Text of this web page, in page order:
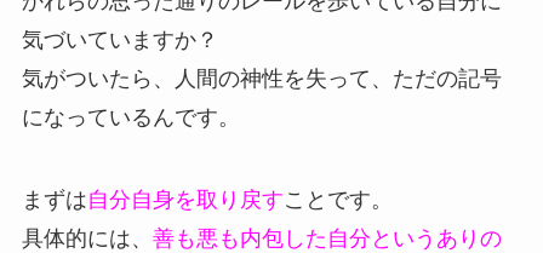
気づいていますか？
気がついたら、人間の神性を失って、ただの記号
になっているんです。
まずは自分自身を取り戻すことです。
具体的には、 善も悪も内包した自分というありの